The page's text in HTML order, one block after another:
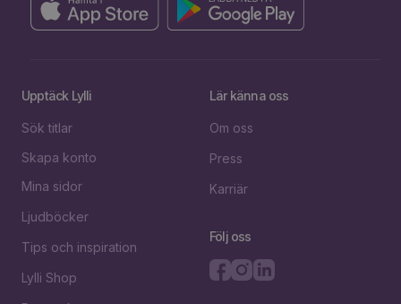
Upptäck Lylli
Sök titlar
Skapa konto
Mina sidor
Ljudböcker
Tips och inspiration
Lylli Shop
Lär känna oss
Om oss
Press
Karriär
Följ oss